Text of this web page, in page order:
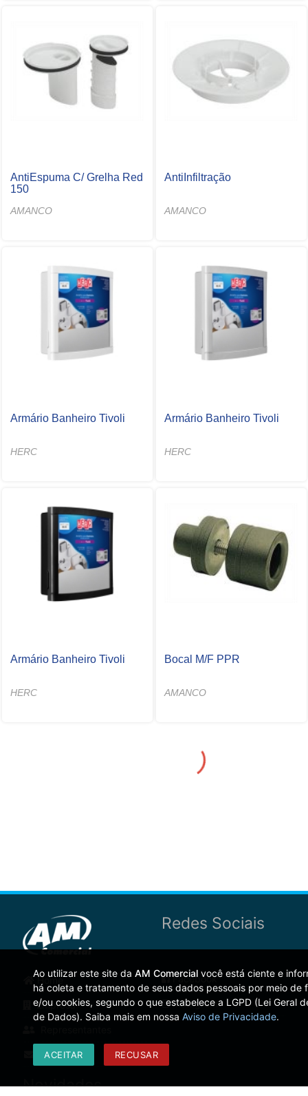
AntiEspuma C/ Grelha Red
150
AMANCO
AntiInfiltração
AMANCO
Armário Banheiro Tivoli
HERC
Armário Banheiro Tivoli
HERC
Armário Banheiro Tivoli
HERC
Bocal M/F PPR
AMANCO
Ao utilizar este site da AM Comercial você está ciente e
há coleta e tratamento de seus dados pessoais por meio de
e/ou cookies, segundo o que estabelece a LGPD (Lei Geral
de Dados). Saiba mais em nossa Aviso de Privacidade.
ACEITAR RECUSAR
Home
Empresa
Contato
Redes Sociais
Facebook
Instagram
Novidades